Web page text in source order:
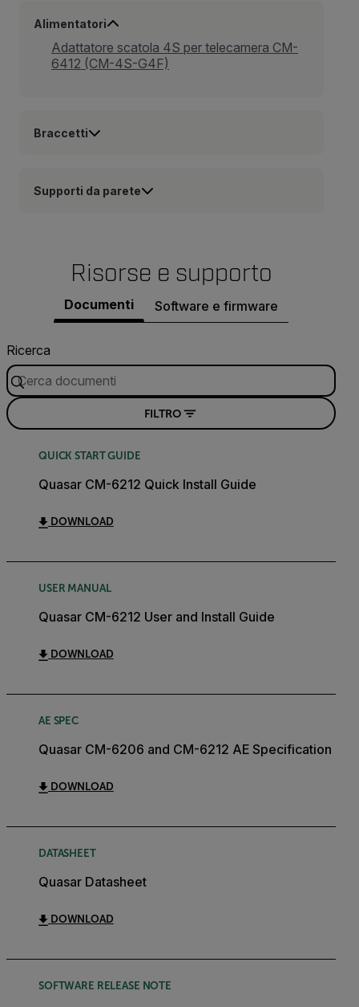
Alimentatori
Adattatore scatola 4S per telecamera CM-
6412 (CM-4S-G4F)
Braccetti
Supporti da parete
Risorse e supporto
Documenti Software e firmware
Ricerca
FILTRO
QUICK START GUIDE
Quasar CM-6212 Quick Install Guide
DOWNLOAD
USER MANUAL
Quasar CM-6212 User and Install Guide
DOWNLOAD
AE SPEC
Quasar CM-6206 and CM-6212 AE Specification
DOWNLOAD
DATASHEET
Quasar Datasheet
DOWNLOAD
SOFTWARE RELEASE NOTE